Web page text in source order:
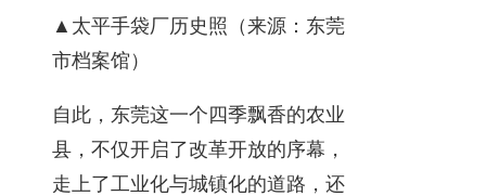
▲太平手袋厂历史照（来源：东莞
市档案馆）
自此，东莞这一个四季飘香的农业
县，不仅开启了改革开放的序幕，
走上了工业化与城镇化的道路，还